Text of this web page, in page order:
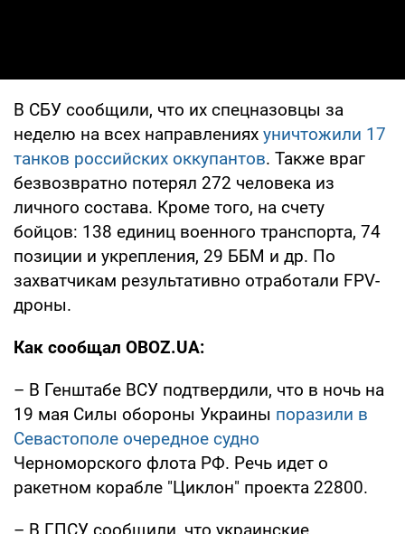
В СБУ сообщили, что их спецназовцы за
неделю на всех направлениях уничтожили 17
танков российских оккупантов. Также враг
безвозвратно потерял 272 человека из
личного состава. Кроме того, на счету
бойцов: 138 единиц военного транспорта, 74
позиции и укрепления, 29 ББМ и др. По
захватчикам результативно отработали FPV-
дроны.
Как сообщал OBOZ.UA:
– В Генштабе ВСУ подтвердили, что в ночь на
19 мая Силы обороны Украины поразили в
Севастополе очередное судно
Черноморского флота РФ. Речь идет о
ракетном корабле "Циклон" проекта 22800.